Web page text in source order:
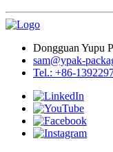
Dongguan Yupu
sam@ypak-
Tel.: +86-